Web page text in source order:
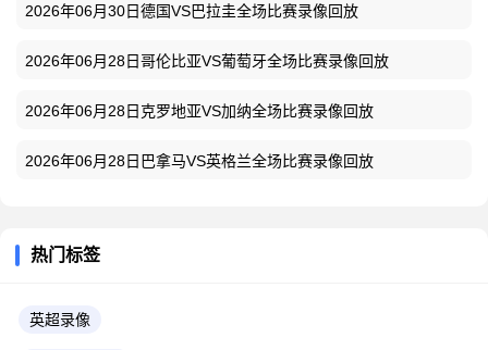
2026年06月30日德国VS巴拉圭全场比赛录像回放
2026年06月28日哥伦比亚VS葡萄牙全场比赛录像回放
2026年06月28日克罗地亚VS加纳全场比赛录像回放
2026年06月28日巴拿马VS英格兰全场比赛录像回放
热门标签
英超录像